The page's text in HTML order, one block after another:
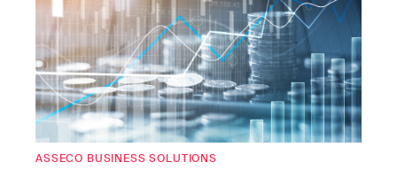
ASSECO BUSINESS SOLUTIONS